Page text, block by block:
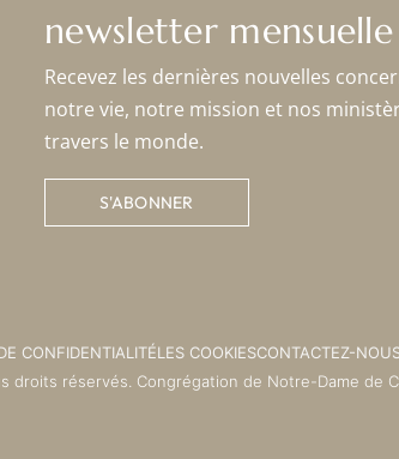
newsletter mensuelle
Recevez les dernières nouvelles
notre vie, notre mission et nos
travers le monde.
S'ABONNER
CONFIDENTIALITÉLES COOKIESCONTACTEZ-
droits réservés. Congrégation de Notre-Dame de